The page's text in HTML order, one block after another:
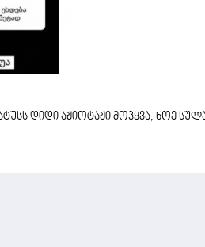
დიდი აჟიოტაჟი მოჰყვა, ნოე